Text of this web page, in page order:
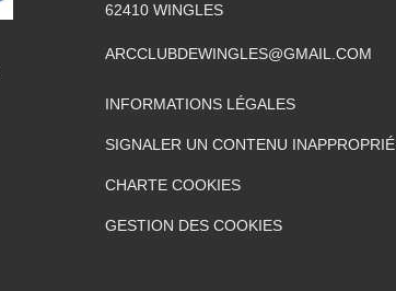
62410 WINGLES
ARCCLUBDEWINGLES@GMAIL.COM
INFORMATIONS LÉGALES
SIGNALER UN CONTENU INAPPROPRIÉ
CHARTE COOKIES
GESTION DES COOKIES